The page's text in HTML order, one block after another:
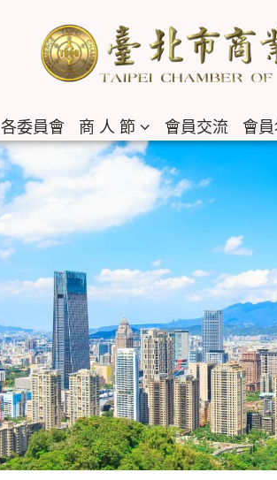
各委員會 商 人 節 會員交流 會